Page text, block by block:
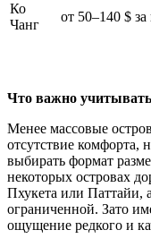
Ко
Чанг
от 50–140 $ за
Что важно
Менее массовые
отсутствие комфорта,
выбирать формат
некоторых островах
Пхукета или Паттайи,
ограниченной. Зато
ощущение редкого и